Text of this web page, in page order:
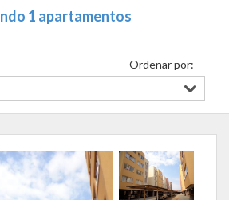
1 apartamentos
Ordenar por: